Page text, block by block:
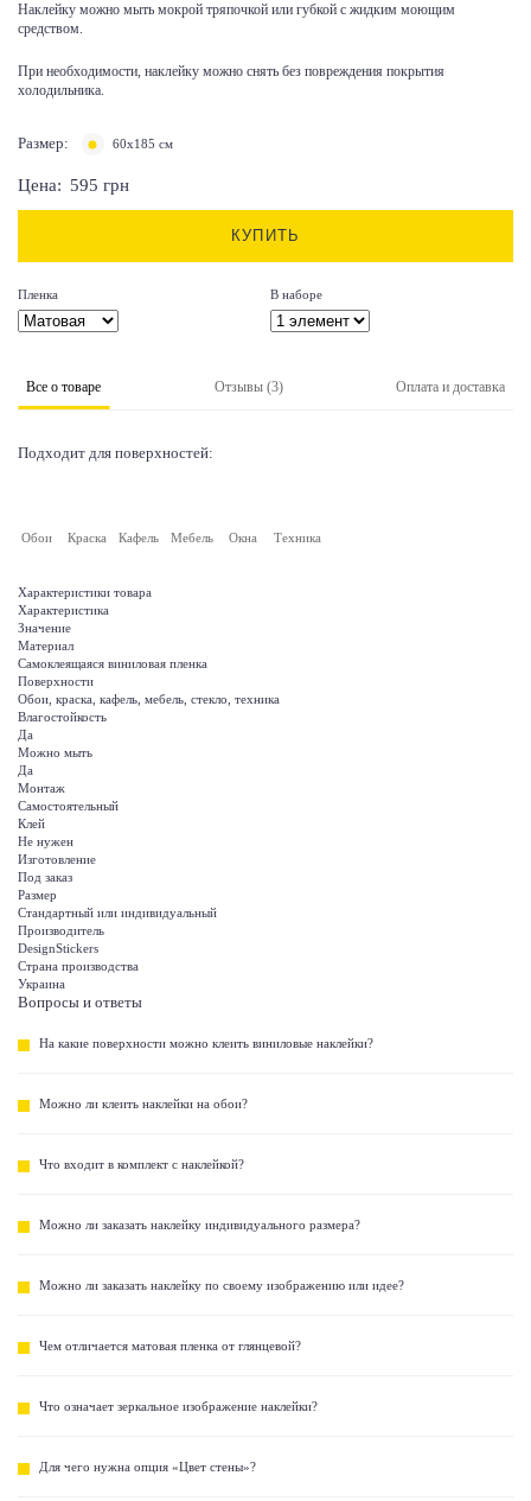
Наклейку можно мыть мокрой тряпочкой или губкой с жидким моющим
средством.
При необходимости, наклейку можно снять без повреждения покрытия
холодильника.
Размер: 60x185 см
Цена: 595 грн
КУПИТЬ
Пленка В наборе
Все о товаре Отзывы (3) Оплата и доставка
Подходит для поверхностей:
Обои Краска Кафель Мебель Окна Техника
Характеристики товара
Характеристика
Значение
Материал
Самоклеящаяся виниловая пленка
Поверхности
Обои, краска, кафель, мебель, стекло, техника
Влагостойкость
Да
Можно мыть
Да
Монтаж
Самостоятельный
Клей
Не нужен
Изготовление
Под заказ
Размер
Стандартный или индивидуальный
Производитель
DesignStickers
Страна производства
Украина
Вопросы и ответы
На какие поверхности можно клеить виниловые наклейки?
Можно ли клеить наклейки на обои?
Что входит в комплект с наклейкой?
Можно ли заказать наклейку индивидуального размера?
Можно ли заказать наклейку по своему изображению или идее?
Чем отличается матовая пленка от глянцевой?
Что означает зеркальное изображение наклейки?
Для чего нужна опция «Цвет стены»?